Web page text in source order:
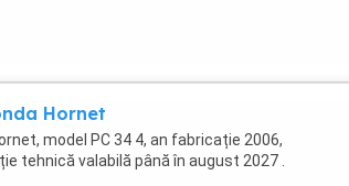
Hornet
model PC 34 4, an fabricație 2006,
tehnică valabilă până în august 2027 .